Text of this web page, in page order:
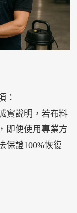
：
實說明，若布料
即便使用專業方
保證100%恢復